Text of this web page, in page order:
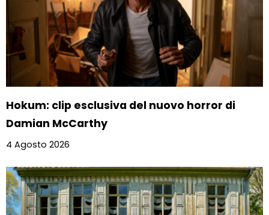
Hokum: clip esclusiva del nuovo horror di
Damian McCarthy
4 Agosto 2026